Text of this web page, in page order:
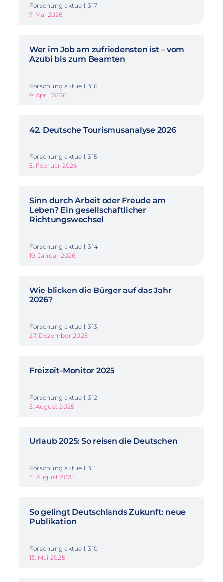
Forschung aktuell, 317
7. Mai 2026
Wer im Job am zufriedensten ist – vom
Azubi bis zum Beamten
Forschung aktuell, 316
9. April 2026
42. Deutsche Tourismusanalyse 2026
Forschung aktuell, 315
5. Februar 2026
Sinn durch Arbeit oder Freude am
Leben? Ein gesellschaftlicher
Richtungswechsel
Forschung aktuell, 314
19. Januar 2026
Wie blicken die Bürger auf das Jahr
2026?
Forschung aktuell, 313
27. Dezember 2025
Freizeit-Monitor 2025
Forschung aktuell, 312
5. August 2025
Urlaub 2025: So reisen die Deutschen
Forschung aktuell, 311
4. August 2025
So gelingt Deutschlands Zukunft: neue
Publikation
Forschung aktuell, 310
13. Mai 2025